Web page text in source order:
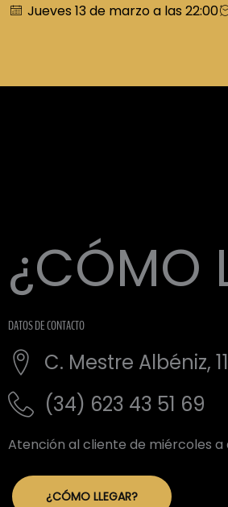
Jueves 13 de marzo a las 22:00
¿CÓMO
DATOS DE CONTACTO
C. Mestre Albéniz,
(34) 623 43 51 69
Atención al cliente de miércoles
¿CÓMO LLEGAR?